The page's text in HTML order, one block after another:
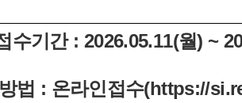
수기간 : 2026.05.11(월) ~
법 : 온라인접수(https://